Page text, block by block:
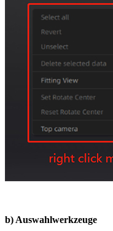
b) Auswahlwerkzeuge